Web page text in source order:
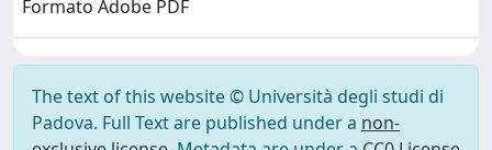
Formato Adobe PDF
The text of this website © Università degli studi di
Padova. Full Text are published under a non-